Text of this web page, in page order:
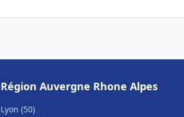
Région Auvergne Rhone Alpes
Lyon (50)